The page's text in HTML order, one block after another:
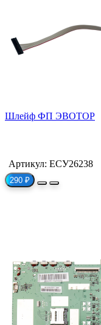
Шлейф ФП ЭВОТОР
Артикул: ЕСУ26238
290 ₽